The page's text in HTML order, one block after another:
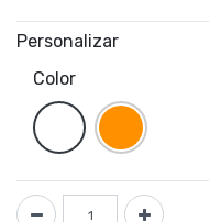
Personalizar
Color